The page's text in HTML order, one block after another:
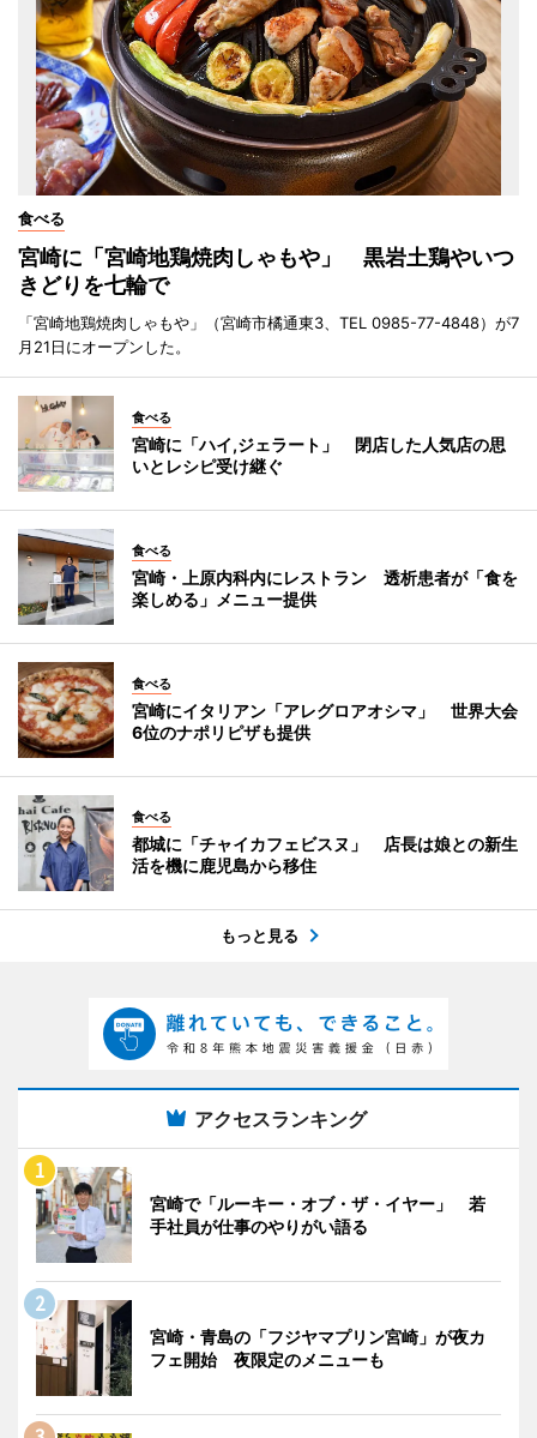
食べる
宮崎に「宮崎地鶏焼肉しゃもや」 黒岩土鶏やいつ
きどりを七輪で
「宮崎地鶏焼肉しゃもや」（宮崎市橘通東3、TEL 0985-77-4848）が7
月21日にオープンした。
食べる
宮崎に「ハイ,ジェラート」 閉店した人気店の思
いとレシピ受け継ぐ
食べる
宮崎・上原内科内にレストラン 透析患者が「食を
楽しめる」メニュー提供
食べる
宮崎にイタリアン「アレグロアオシマ」 世界大会
6位のナポリピザも提供
食べる
都城に「チャイカフェビスヌ」 店長は娘との新生
活を機に鹿児島から移住
もっと見る
アクセスランキング
宮崎で「ルーキー・オブ・ザ・イヤー」 若
手社員が仕事のやりがい語る
宮崎・青島の「フジヤマプリン宮崎」が夜カ
フェ開始 夜限定のメニューも